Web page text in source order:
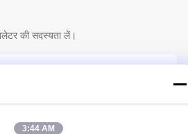
की सदस्यता लें।
3:44 AM